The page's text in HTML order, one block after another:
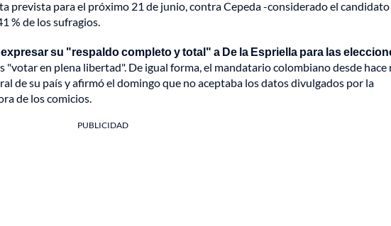
prevista para el próximo 21 de junio, contra Cepeda -considerado el candidato
% de los sufragios.
su "respaldo completo y total" a De la Espriella para las
"votar en plena libertad". De igual forma, el mandatario colombiano desde hace
de su país y afirmó el domingo que no aceptaba los datos divulgados por la
de los comicios.
PUBLICIDAD